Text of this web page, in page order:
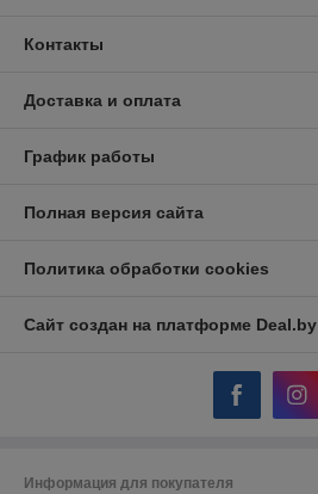
Контакты
Доставка и оплата
График работы
Полная версия сайта
Политика обработки cookies
Сайт создан на платформе Deal.by
Информация для покупателя